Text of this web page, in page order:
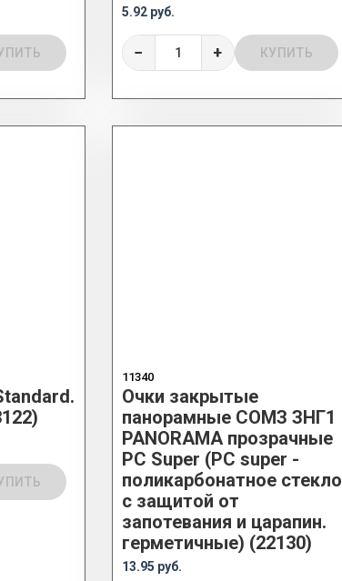
5.92 руб.
− + КУПИТЬ
11340
Очки закрытые
панорамные СОМЗ ЗНГ1
PANORAMA прозрачные
PC Super (РС super -
поликарбонатное стекло
с защитой от
запотевания и царапин.
герметичные) (22130)
13.95 руб.